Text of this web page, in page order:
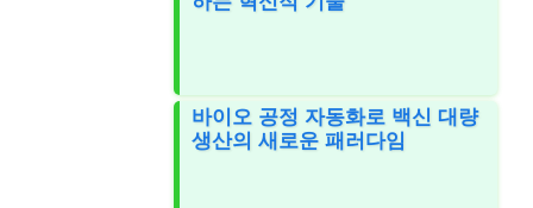
바이오 공정 자동화로 백신 대량
생산의 새로운 패러다임